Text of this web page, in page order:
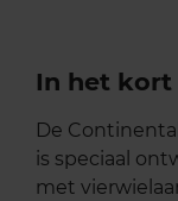
In het kort
De
is speciaal
met